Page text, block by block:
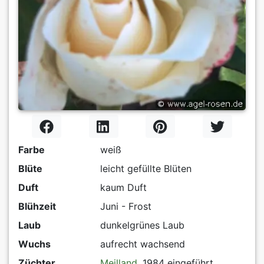
Farbe
weiß
Blüte
leicht gefüllte Blüten
Duft
kaum Duft
Blühzeit
Juni - Frost
Laub
dunkelgrünes Laub
Wuchs
aufrecht wachsend